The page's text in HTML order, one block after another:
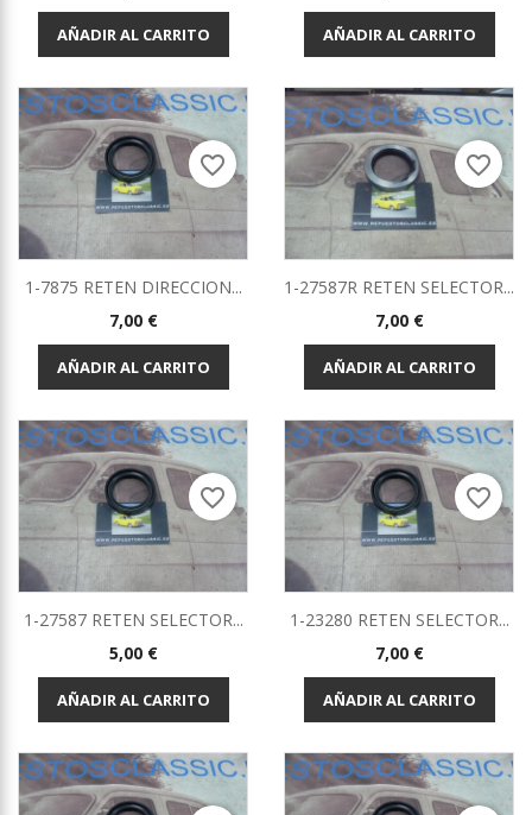
AÑADIR AL CARRITO AÑADIR AL CARRITO
1-7875 RETEN DIRECCION...
Precio
7,00 €
AÑADIR AL CARRITO
favorite_border
1-27587R RETEN SELECTOR...
Precio
7,00 €
AÑADIR AL CARRITO
favorite_border
1-27587 RETEN SELECTOR...
Precio
5,00 €
AÑADIR AL CARRITO
favorite_border
1-23280 RETEN SELECTOR...
Precio
7,00 €
AÑADIR AL CARRITO
favorite_border